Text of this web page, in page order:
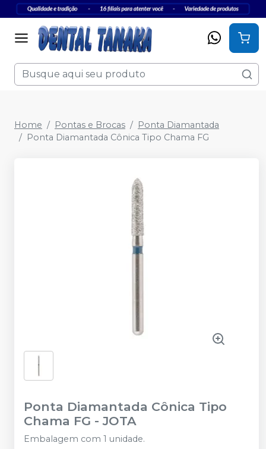
Home Pontas e Brocas
Ponta Diamantada
Ponta Diamantada Cônica Tipo Chama FG
Ponta Diamantada Cônica Tipo
Chama FG - JOTA
Embalagem com 1 unidade.